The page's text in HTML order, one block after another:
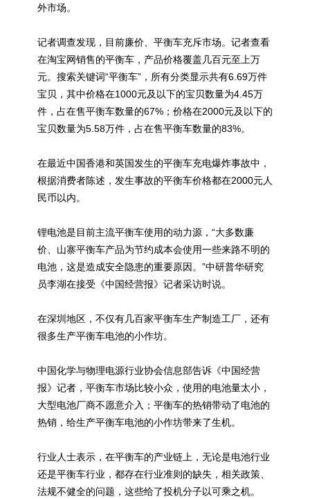
外市场。
记者调查发现，目前廉价、平衡车充斥市场。记者查看
在淘宝网销售的平衡车，产品价格覆盖几百元至上万
元。搜索关键词“平衡车”，所有分类显示共有6.69万件
宝贝，其中价格在1000元及以下的宝贝数量为4.45万
件，占在售平衡车数量的67%；价格在2000元及以下的
宝贝数量为5.58万件，占在售平衡车数量的83%。
在最近中国香港和英国发生的平衡车充电爆炸事故中，
根据消费者陈述，发生事故的平衡车价格都在2000元人
民币以内。
锂电池是目前主流平衡车使用的动力源，“大多数廉
价、山寨平衡车产品为节约成本会使用一些来路不明的
电池，这是造成安全隐患的重要原因。”中研普华研究
员李湖在接受《中国经营报》记者采访时说。
在深圳地区，不仅有几百家平衡车生产制造工厂，还有
很多生产平衡车电池的小作坊。
中国化学与物理电源行业协会信息部告诉《中国经营
报》记者，平衡车市场比较小众，使用的电池量太小，
大型电池厂商不愿意介入；平衡车的热销带动了电池的
热销，给生产平衡车电池的小作坊带来了生机。
行业人士表示，在平衡车的产业链上，无论是电池行业
还是平衡车行业，都存在行业准则的缺失，相关政策、
法规不健全的问题，这些给了投机分子以可乘之机。